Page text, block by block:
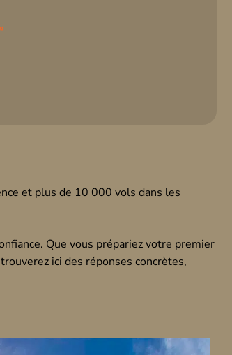
et plus de 10 000 vols dans les
Que vous prépariez votre premier
ici des réponses concrètes,